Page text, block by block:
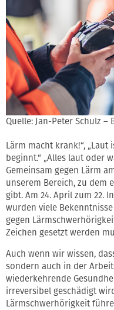
Quelle: Jan-Peter Schulz –
Lärm macht krank!“,
beginnt.“ „Alles laut oder
Gemeinsam gegen Lärm
unserem Bereich, zu dem
gibt. Am 24. April zum 22.
wurden viele
gegen
Zeichen gesetzt werden
Auch wenn wir wissen,
sondern auch in der
wiederkehrende
irreversibel geschädigt
Lärmschwerhörigkeit